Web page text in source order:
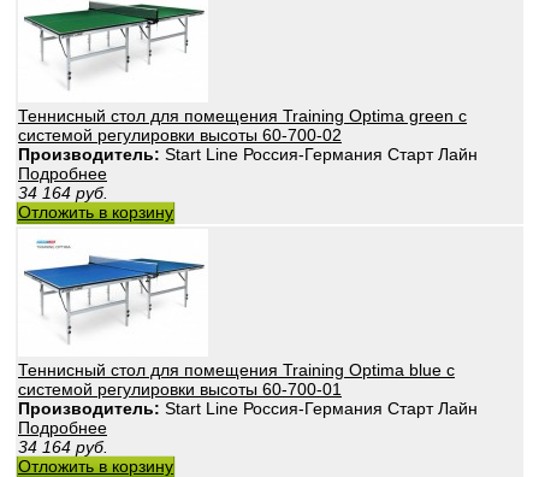
Теннисный стол для помещения Training Optima green с
системой регулировки высоты 60-700-02
Производитель: Start Line Россия-Германия Старт Лайн
Подробнее
34 164 руб.
Отложить в корзину
Теннисный стол для помещения Training Optima blue с
системой регулировки высоты 60-700-01
Производитель: Start Line Россия-Германия Старт Лайн
Подробнее
34 164 руб.
Отложить в корзину